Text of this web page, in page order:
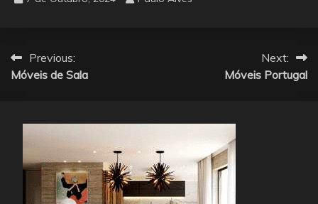
Navegação
de
Previous:
Móveis de Sala
Next:
Móveis Portugal